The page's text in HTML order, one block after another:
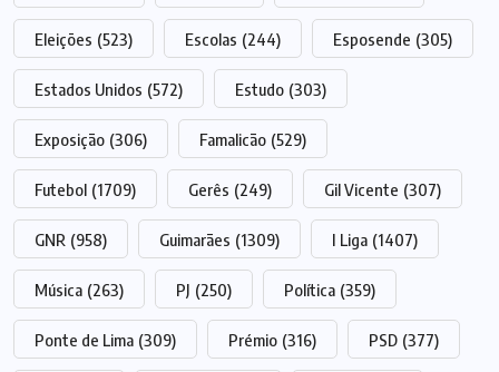
Eleições (523) Escolas (244) Esposende (305)
Estados Unidos (572) Estudo (303)
Exposição (306) Famalicão (529)
Futebol (1709) Gerês (249) Gil Vicente (307)
GNR (958) Guimarães (1309) I Liga (1407)
Música (263) PJ (250) Política (359)
Ponte de Lima (309) Prémio (316) PSD (377)